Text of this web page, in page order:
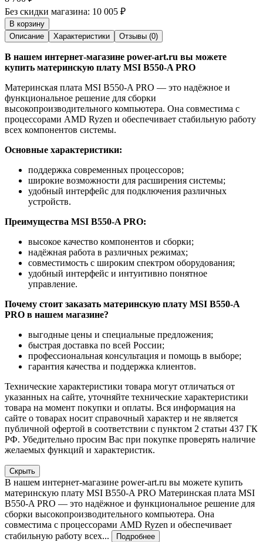
Без скидки магазина: 10 005 ₽
В корзину
Описание
Характеристики Отзывы (0)
В нашем интернет-магазине power-art.ru вы можете
купить материнскую плату MSI B550-A PRO
Материнская плата MSI B550-A PRO — это надёжное и
функциональное решение для сборки
высокопроизводительного компьютера. Она совместима с
процессорами AMD Ryzen и обеспечивает стабильную работу
всех компонентов системы.
Основные характеристики:
поддержка современных процессоров;
широкие возможности для расширения системы;
удобный интерфейс для подключения различных
устройств.
Преимущества MSI B550-A PRO:
высокое качество компонентов и сборки;
надёжная работа в различных режимах;
совместимость с широким спектром оборудования;
удобный интерфейс и интуитивно понятное
управление.
Почему стоит заказать материнскую плату MSI B550-A
PRO в нашем магазине?
выгодные цены и специальные предложения;
быстрая доставка по всей России;
профессиональная консультация и помощь в выборе;
гарантия качества и поддержка клиентов.
Технические характеристики товара могут отличаться от
указанных на сайте, уточняйте технические характеристики
товара на момент покупки и оплаты. Вся информация на
сайте о товарах носит справочный характер и не является
публичной офертой в соответствии с пунктом 2 статьи 437 ГК
РФ. Убедительно просим Вас при покупке проверять наличие
желаемых функций и характеристик.
Скрыть
В нашем интернет-магазине power-art.ru вы можете купить
материнскую плату MSI B550-A PRO Материнская плата MSI
B550-A PRO — это надёжное и функциональное решение для
сборки высокопроизводительного компьютера. Она
совместима с процессорами AMD Ryzen и обеспечивает
стабильную работу всех...
Подробнее